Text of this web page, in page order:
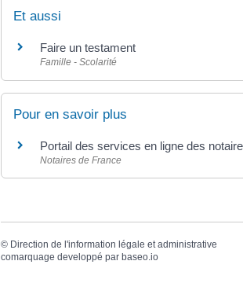
Et aussi
Faire un testament
Famille - Scolarité
Pour en savoir plus
Portail des services en ligne des
Notaires de France
© Direction de l'information légale et administrative
comarquage developpé parbaseo.io